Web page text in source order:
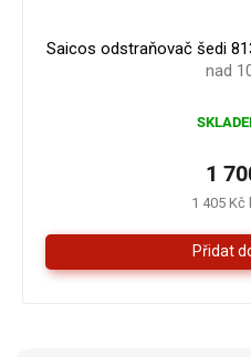
Saicos odstraňovač šedi
nad
1 405 Kč
1